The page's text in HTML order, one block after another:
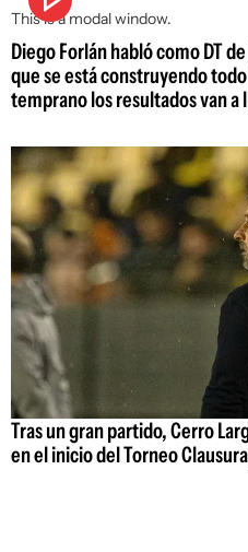
This is a modal window.
Diego Forlán habló como DT
que se está construyendo
temprano los resultados van a
Tras un gran partido, Cerro
en el inicio del Torneo